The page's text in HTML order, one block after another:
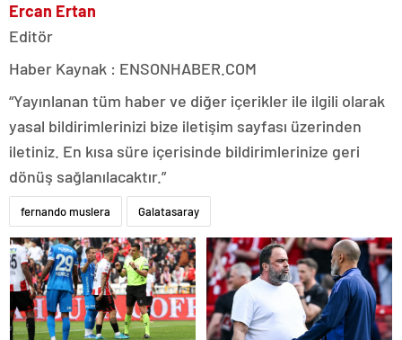
Ercan Ertan
Editör
Haber Kaynak : ENSONHABER.COM
“Yayınlanan tüm haber ve diğer içerikler ile ilgili olarak
yasal bildirimlerinizi bize iletişim sayfası üzerinden
iletiniz. En kısa süre içerisinde bildirimlerinize geri
dönüş sağlanılacaktır.”
fernando muslera Galatasaray